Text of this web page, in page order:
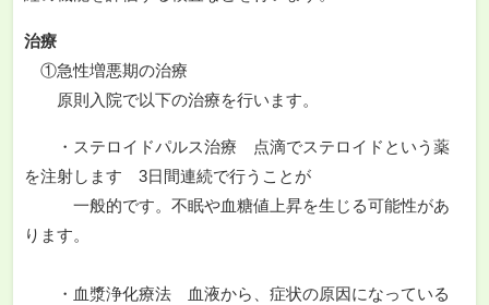
治療
①急性増悪期の治療
原則入院で以下の治療を行います。
・ステロイドパルス治療 点滴でステロイドという薬
を注射します 3日間連続で行うことが
一般的です。不眠や血糖値上昇を生じる可能性があ
ります。
・血漿浄化療法 血液から、症状の原因になっている